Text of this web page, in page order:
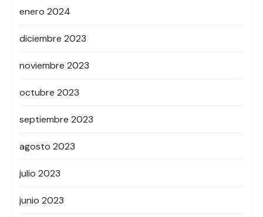
enero 2024
diciembre 2023
noviembre 2023
octubre 2023
septiembre 2023
agosto 2023
julio 2023
junio 2023